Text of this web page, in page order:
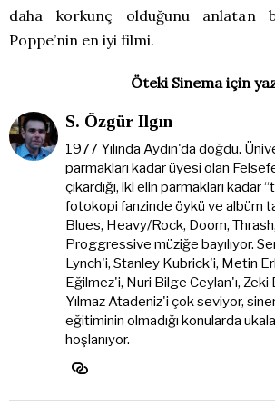
daha korkunç olduğunu anlatan
Poppe’nin en iyi filmi.
Öteki Sinema için
S. Özgür Ilgın
1977 Yılında Aydın'da doğdu.
parmakları kadar üyesi olan
çıkardığı, iki elin parmakları kadar
fotokopi fanzinde öykü ve albüm
Blues, Heavy/Rock, Doom,
Proggressive müziğe bayılıyor.
Lynch'i, Stanley Kubrick'i, Metin
Eğilmez'i, Nuri Bilge Ceylan'ı,
Yılmaz Atadeniz'i çok seviyor,
eğitiminin olmadığı konularda
hoşlanıyor.